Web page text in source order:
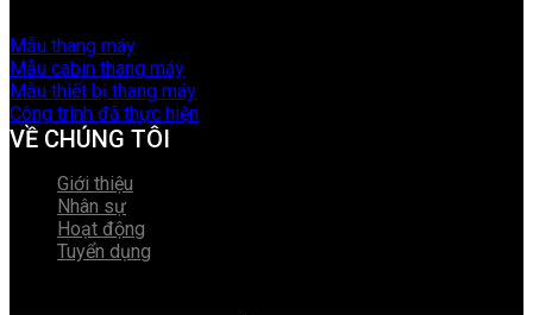
Mẫu thang máy
Mẫu cabin thang máy
Mẫu thiết bị thang máy
Công trình đã thực hiện
VỀ CHÚNG TÔI
Giới thiệu
Nhân sự
Hoạt động
Tuyển dụng